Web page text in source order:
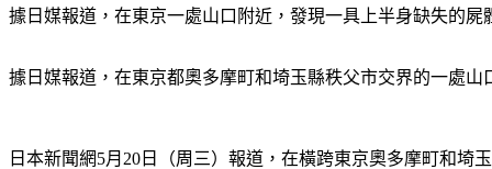
據日媒報道，在東京一處山口附近，發現一具上半身缺失的屍
據日媒報道，在東京都奧多摩町和埼玉縣秩父市交界的一處
日本新聞網5月20日（周三）報道，在橫跨東京奧多摩町和